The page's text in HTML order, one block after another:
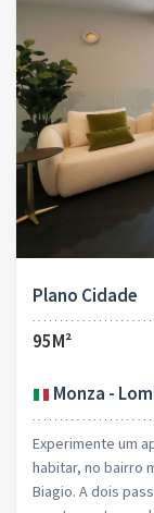
Plano Cidade
95M²
Monza -
Experimente um
habitar, no bairro
Biagio. A dois